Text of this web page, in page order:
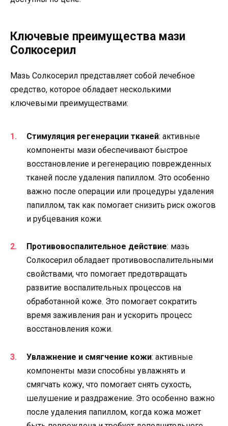
Ключевые преимущества мази
Солкосерил
Мазь Солкосерил представляет собой лечебное
средство, которое обладает несколькими
ключевыми преимуществами:
Стимуляция регенерации тканей: активные
компоненты мази обеспечивают быстрое
восстановление и регенерацию поврежденных
тканей после удаления папиллом. Это особенно
важно после операции или процедуры удаления
папиллом, так как помогает снизить риск ожогов
и рубцевания кожи.
Противовоспалительное действие: мазь
Солкосерил обладает противовоспалительными
свойствами, что помогает предотвращать
развитие воспалительных процессов на
обработанной коже. Это помогает сократить
время заживления ран и ускорить процесс
восстановления кожи.
Увлажнение и смягчение кожи: активные
компоненты мази способны увлажнять и
смягчать кожу, что помогает снять сухость,
шелушение и раздражение. Это особенно важно
после удаления папиллом, когда кожа может